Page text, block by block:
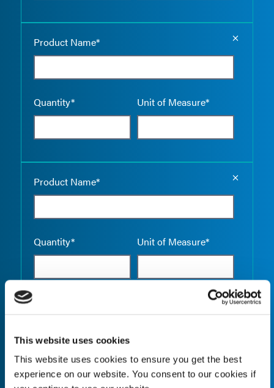
This website uses cookies
This website uses cookies to ensure you get the best
experience on our website. You consent to our cookies if
Product Name*
Quantity* Unit of Measure*
Product Name*
Quantity* Unit of Measure*
Quantity* Unit of Measure*